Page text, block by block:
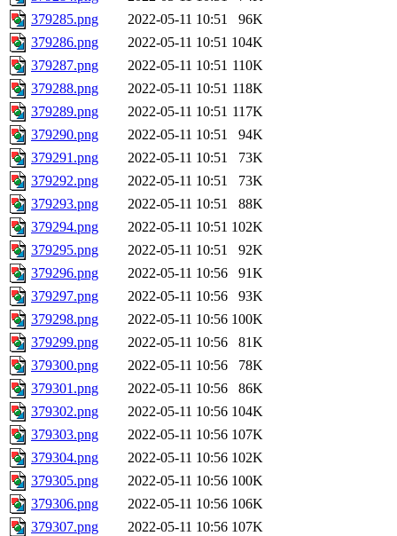
379285.png
2022-05-11 10:51
96K
379286.png
2022-05-11 10:51 104K
379287.png
2022-05-11 10:51 110K
379288.png
2022-05-11 10:51 118K
379289.png
2022-05-11 10:51 117K
379290.png
2022-05-11 10:51
94K
379291.png
2022-05-11 10:51
73K
379292.png
2022-05-11 10:51
73K
379293.png
2022-05-11 10:51
88K
379294.png
2022-05-11 10:51 102K
379295.png
2022-05-11 10:51
92K
379296.png
2022-05-11 10:56
91K
379297.png
2022-05-11 10:56
93K
379298.png
2022-05-11 10:56 100K
379299.png
2022-05-11 10:56
81K
379300.png
2022-05-11 10:56
78K
379301.png
2022-05-11 10:56
86K
379302.png
2022-05-11 10:56 104K
379303.png
2022-05-11 10:56 107K
379304.png
2022-05-11 10:56 102K
379305.png
2022-05-11 10:56 100K
379306.png
2022-05-11 10:56 106K
379307.png
2022-05-11 10:56 107K